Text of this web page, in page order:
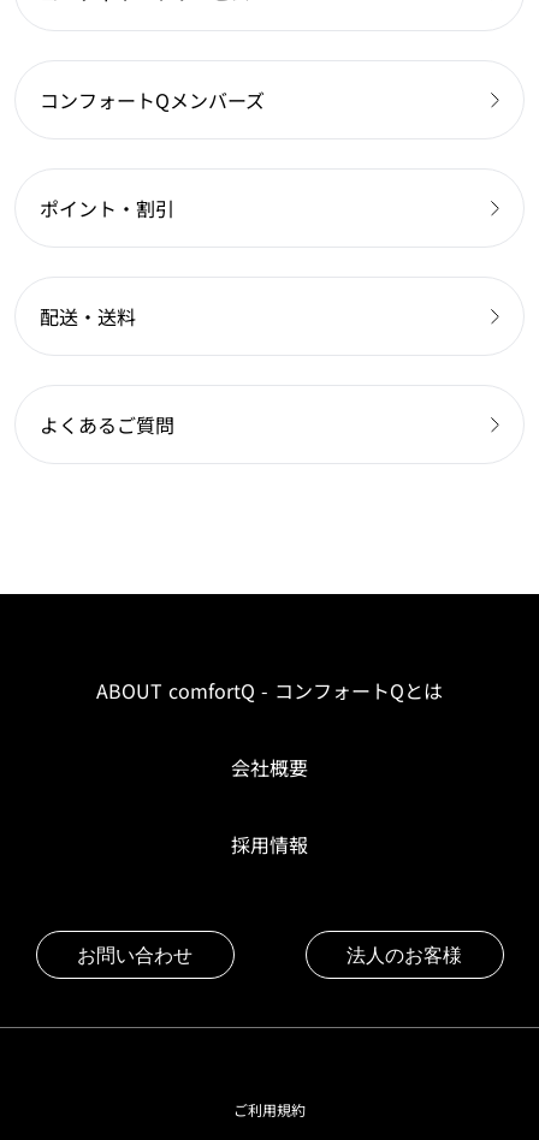
コンフォートQメンバーズ
ポイント・割引
配送・送料
よくあるご質問
ABOUT comfortQ - コンフォートQとは
会社概要
採用情報
お問い合わせ 法人のお客様
ご利用規約